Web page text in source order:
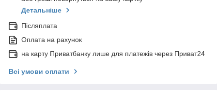
Детальніше
Післяплата
Оплата на рахунок
на карту Приватбанку лише для платежів через Приват24
Всі умови оплати